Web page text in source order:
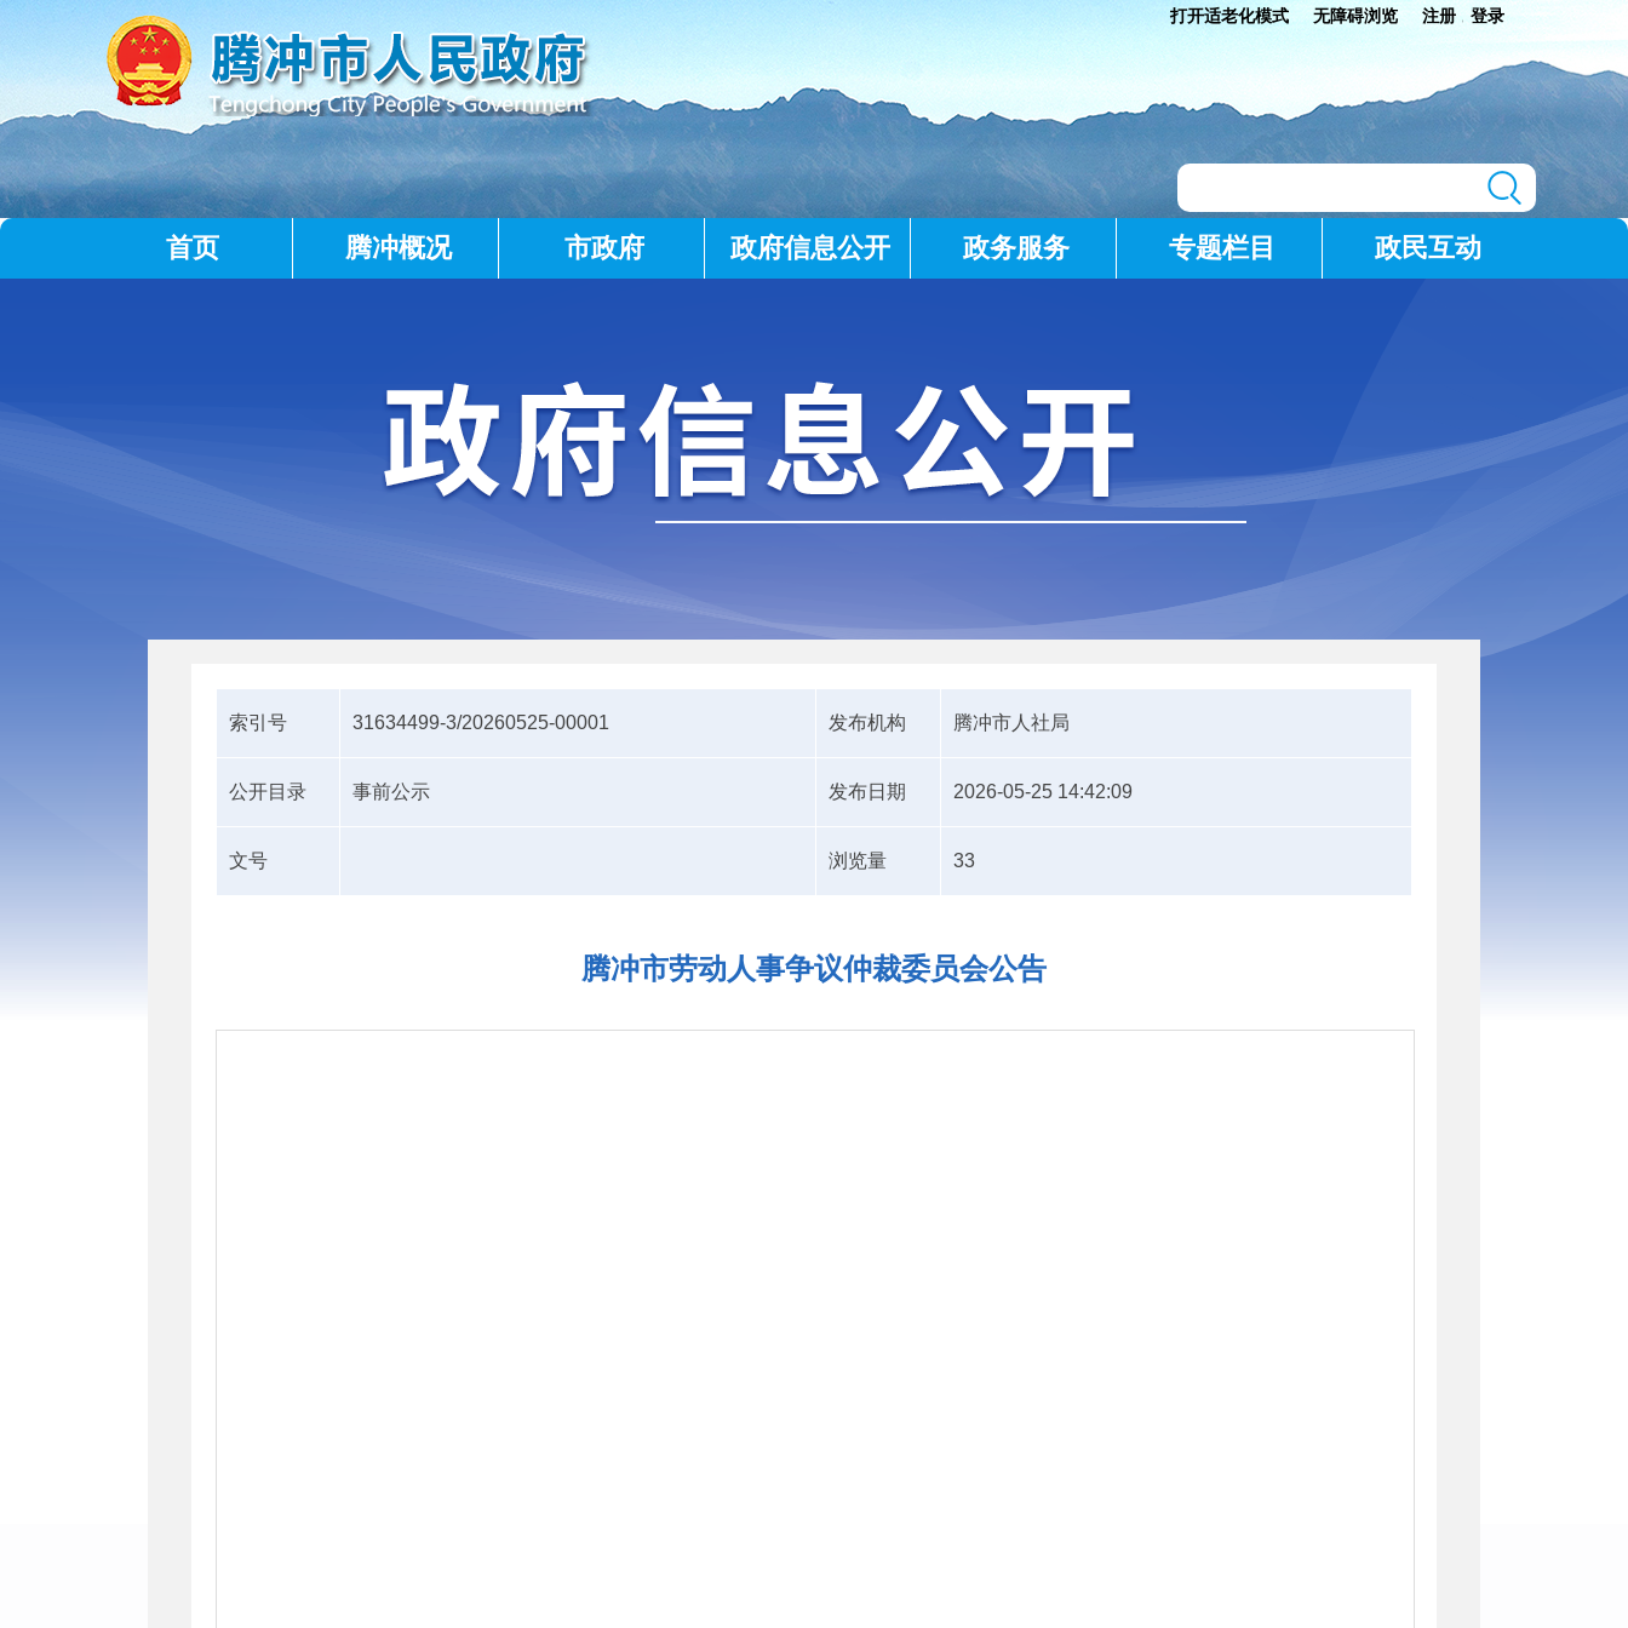
打开适老化模式 无障碍浏览 注册 登录
首页 腾冲概况 市政府 政府信息公开 政务服务 专题栏目 政民互动
索引号 31634499-3/20260525-00001 发布机构 腾冲市人社局
公开目录 事前公示 发布日期 2026-05-25 14:42:09
文号 浏览量 33
腾冲市劳动人事争议仲裁委员会公告